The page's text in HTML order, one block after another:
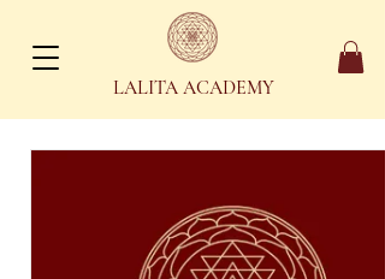
LALITA ACADEMY